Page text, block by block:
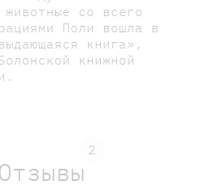
животные со всего
Поли вошла в
книга»,
книжной
Отзывы
2